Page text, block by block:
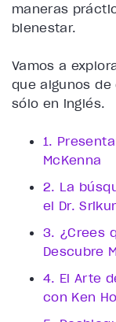
maneras
bienestar.
Vamos a
que algunos
sólo en inglés.
1.
McKenna
2. La
el Dr.
3. ¿Crees
Descubre
4. El Arte
con Ken